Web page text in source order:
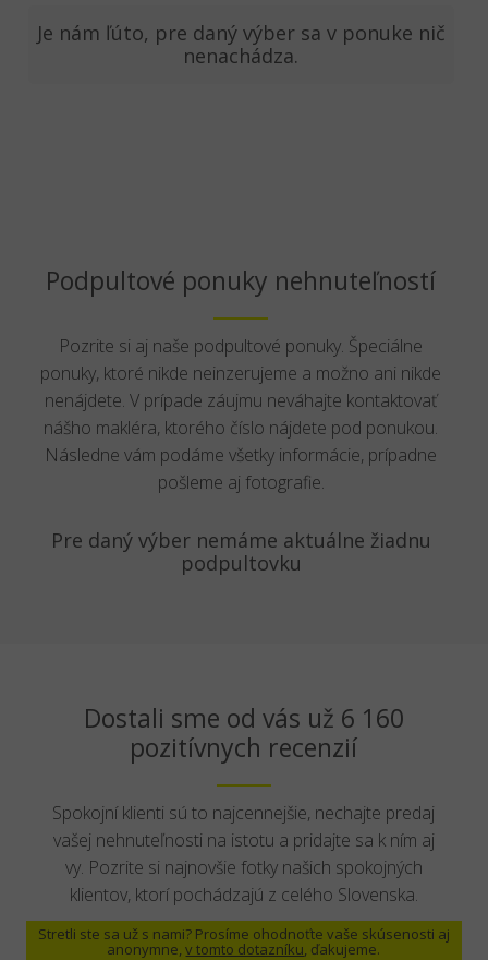
Je nám ľúto, pre daný výber sa v ponuke nič
nenachádza.
Podpultové ponuky nehnuteľností
Pozrite si aj naše podpultové ponuky. Špeciálne
ponuky, ktoré nikde neinzerujeme a možno ani nikde
nenájdete. V prípade záujmu neváhajte kontaktovať
nášho makléra, ktorého číslo nájdete pod ponukou.
Následne vám podáme všetky informácie, prípadne
pošleme aj fotografie.
Pre daný výber nemáme aktuálne žiadnu
podpultovku
Dostali sme od vás už 6 160
pozitívnych recenzií
Spokojní klienti sú to najcennejšie, nechajte predaj
vašej nehnuteľnosti na istotu a pridajte sa k ním aj
vy. Pozrite si najnovšie fotky našich spokojných
klientov, ktorí pochádzajú z celého Slovenska.
Stretli ste sa už s nami? Prosíme ohodnoťte vaše skúsenosti aj
anonymne,v tomto dotazníku, ďakujeme.